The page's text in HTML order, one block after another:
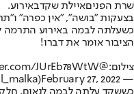
שרת הפניםאיילת שקדבאירוע.
בצעקות "בושה", "אין כפרה"
כשעלתה לבמה באירוע התרמה
הציבור אומר את דברו!
צילום:@DanAsulin
JUrEb78WtW
— Igal Malka 🇮🇱🇮🇱🇮🇱 (@igal_malka)
February 27, 2022